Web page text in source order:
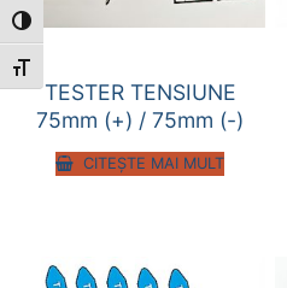
Toggle High Contrast
Toggle Font size
TESTER TENSIUNE
75mm (+) / 75mm (-)
CITEȘTE MAI MULT